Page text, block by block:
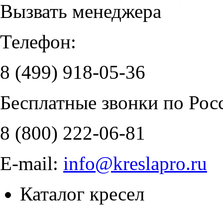
Вызвать менеджера
Телефон:
8 (499) 918-05-36
Бесплатные звонки по
8 (800) 222-06-81
E-mail: info@kreslapro.ru
Каталог кресел